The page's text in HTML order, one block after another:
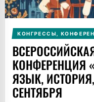
КОНГРЕССЫ,
КОНФЕРЕНЦИЯ
ЯЗЫК,
СЕНТЯБРЯ